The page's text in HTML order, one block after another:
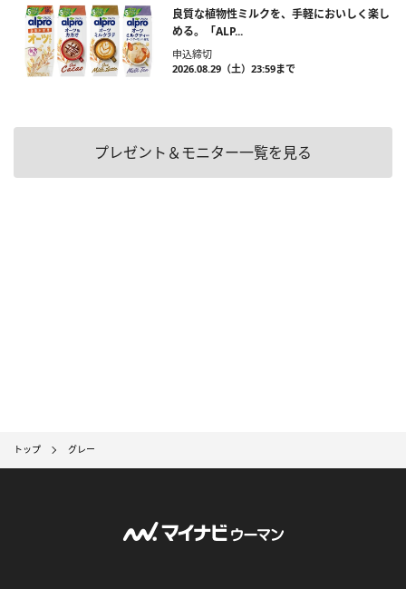
良質な植物性ミルクを、手軽においしく楽し
める。「ALP...
申込締切
2026.08.29（土）23:59まで
プレゼント＆モニター一覧を見る
トップ グレー